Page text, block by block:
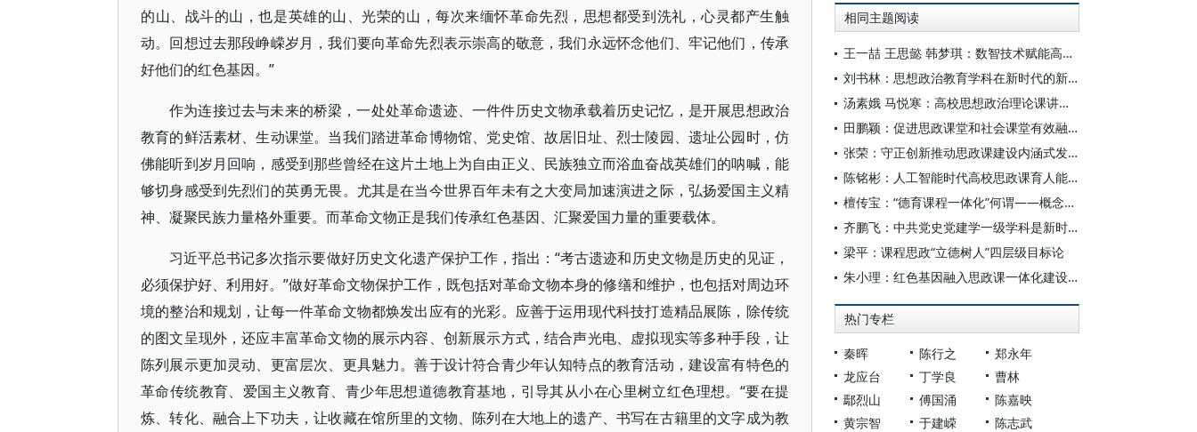
的山、战斗的山，也是英雄的山、光荣的山，每次来缅怀革命先烈，思想都受到洗礼，心灵都产生触
动。回想过去那段峥嵘岁月，我们要向革命先烈表示崇高的敬意，我们永远怀念他们、牢记他们，传承
好他们的红色基因。”
作为连接过去与未来的桥梁，一处处革命遗迹、一件件历史文物承载着历史记忆，是开展思想政治
教育的鲜活素材、生动课堂。当我们踏进革命博物馆、党史馆、故居旧址、烈士陵园、遗址公园时，仿
佛能听到岁月回响，感受到那些曾经在这片土地上为自由正义、民族独立而浴血奋战英雄们的呐喊，能
够切身感受到先烈们的英勇无畏。尤其是在当今世界百年未有之大变局加速演进之际，弘扬爱国主义精
神、凝聚民族力量格外重要。而革命文物正是我们传承红色基因、汇聚爱国力量的重要载体。
习近平总书记多次指示要做好历史文化遗产保护工作，指出：“考古遗迹和历史文物是历史的见证，
必须保护好、利用好。”做好革命文物保护工作，既包括对革命文物本身的修缮和维护，也包括对周边环
境的整治和规划，让每一件革命文物都焕发出应有的光彩。应善于运用现代科技打造精品展陈，除传统
的图文呈现外，还应丰富革命文物的展示内容、创新展示方式，结合声光电、虚拟现实等多种手段，让
陈列展示更加灵动、更富层次、更具魅力。善于设计符合青少年认知特点的教育活动，建设富有特色的
革命传统教育、爱国主义教育、青少年思想道德教育基地，引导其从小在心里树立红色理想。“要在提
炼、转化、融合上下功夫，让收藏在馆所里的文物、陈列在大地上的遗产、书写在古籍里的文字成为教
相同主题阅读
王一喆 王思懿 韩梦琪：数智技术赋能高校思政课案例教学的应用图景与路径创新
刘书林：思想政治教育学科在新时代的新发展和创新趋势
汤素娥 马悦寒：高校思想政治理论课讲好新时代伟大变革成功案例的议题设置与教学理路
田鹏颖：促进思政课堂和社会课堂有效融合
张荣：守正创新推动思政课建设内涵式发展的实践路径
陈铭彬：人工智能时代高校思政课育人能力提升的逻辑与路径
檀传宝：“德育课程一体化”何谓——概念存在的必要与可能
齐鹏飞：中共党史党建学一级学科是新时代思政课建设的重要学科支撑
梁平：课程思政“立德树人”四层级目标论
朱小理：红色基因融入思政课一体化建设的价值意蕴
热门专栏
秦晖 陈行之
郑永年
龙应台
丁学良
曹林
鄢烈山
傅国涌
陈嘉映
黄宗智
于建嵘
陈志武